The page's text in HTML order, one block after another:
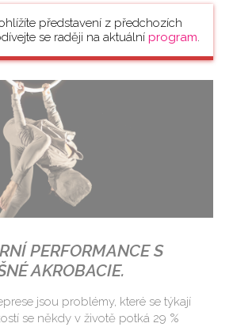
představení z předchozích
se raději na aktuální program.
PERFORMANCE S
AKROBACIE.
jsou problémy, které se týkají
se někdy v životě potká 29 %